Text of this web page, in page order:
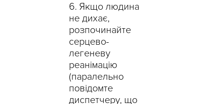
Якщо людина
не дихає,
розпочинайте
серцево-
легеневу
реанімацію
(паралельно
повідомте
диспетчеру, що